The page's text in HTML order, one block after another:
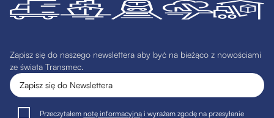
Zapisz się do naszego newslettera aby być na bieżąco z nowościami
ze świata Transmec.
Przeczytałemnotę informacyjną i wyrażam zgodę na przesyłanie